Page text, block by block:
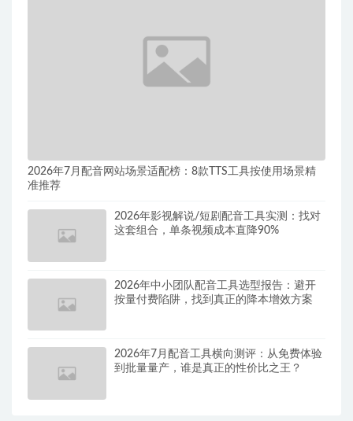
2026年7月配音网站场景适配榜：8款TTS工具按使用场景精
准推荐
2026年影视解说/短剧配音工具实测：找对
这套组合，单条视频成本直降90%
2026年中小团队配音工具选型报告：避开
按量付费陷阱，找到真正的降本增效方案
2026年7月配音工具横向测评：从免费体验
到批量量产，谁是真正的性价比之王？